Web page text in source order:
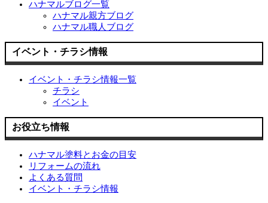
ハナマルブログ一覧
ハナマル親方ブログ
ハナマル職人ブログ
イベント・チラシ情報
イベント・チラシ情報一覧
チラシ
イベント
お役立ち情報
ハナマル塗料とお金の目安
リフォームの流れ
よくある質問
イベント・チラシ情報